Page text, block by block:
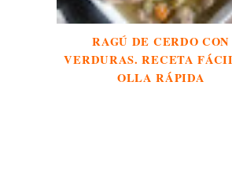
RAGÚ DE CERDO CON
VERDURAS. RECETA
OLLA RÁPIDA